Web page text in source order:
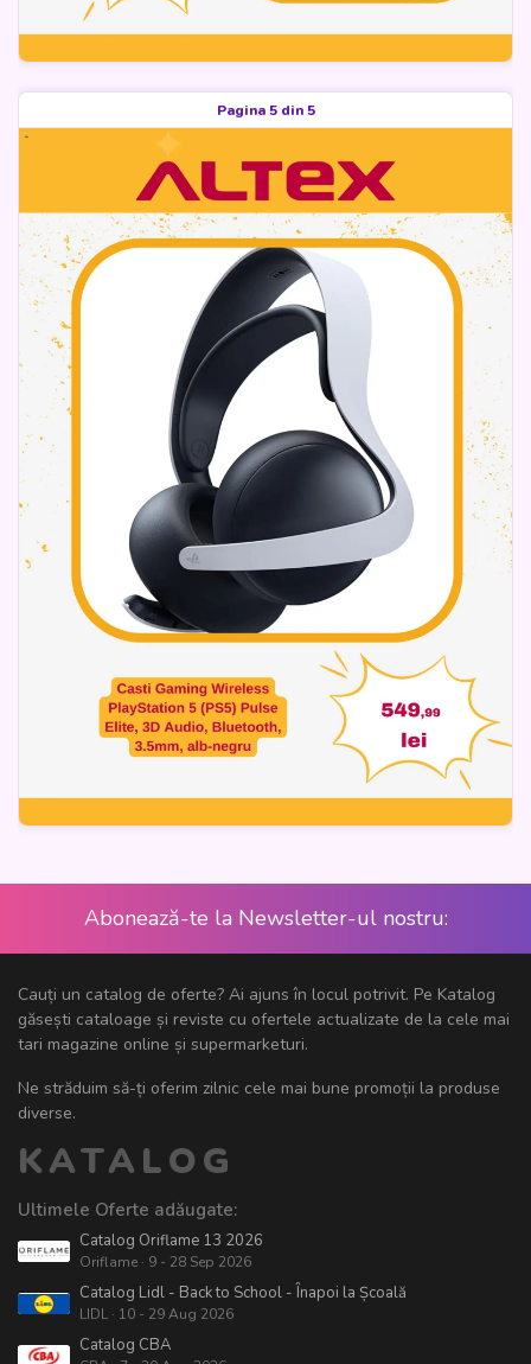
Pagina 5 din 5
Abonează-te la Newsletter-ul nostru:
Cauți un catalog de oferte? Ai ajuns în locul potrivit. Pe Katalog
găsești cataloage și reviste cu ofertele actualizate de la cele mai
tari magazine online și supermarketuri.
Ne străduim să-ți oferim zilnic cele mai bune promoții la produse
diverse.
KATALOG
Ultimele Oferte adăugate:
Catalog Oriflame 13 2026
Oriflame · 9 - 28 Sep 2026
Catalog Lidl - Back to School - Înapoi la Școală
LIDL · 10 - 29 Aug 2026
Catalog CBA